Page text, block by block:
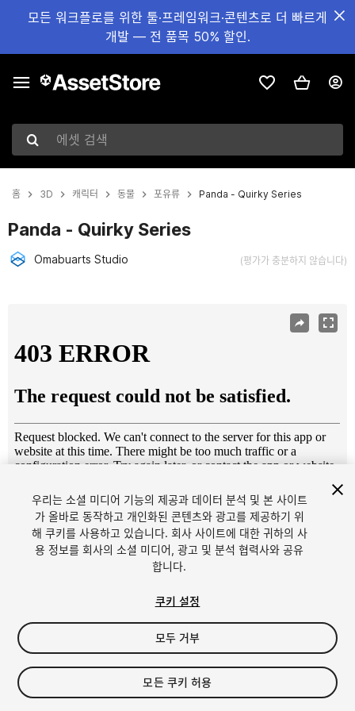
모든 워크플로를 위한 툴·프레임워크·콘텐츠로 더 빠르게
개발 — 전 품목 50% 할인.
에셋 검색
홈 3D 캐릭터 동물 포유류 Panda - Quirky Series
Panda - Quirky Series
Omabuarts Studio (평가가 충분하지 않습니다)
1/5
$6
세금/부가세는 결제 시 반영됩니다.
우리는 소셜 미디어 기능의 제공과 데이터 분석 및 본 사이트
가 올바로 동작하고 개인화된 콘텐츠와 광고를 제공하기 위
해 쿠키를 사용하고 있습니다. 회사 사이트에 대한 귀하의 사
용 정보를 회사의 소셜 미디어, 광고 및 분석 협력사와 공유
합니다.
쿠키 설정
모두 거부
모든 쿠키 허용